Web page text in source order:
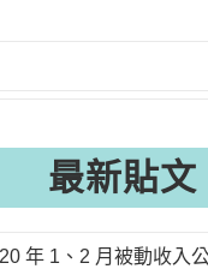
最新貼文
年 1、2 月被動收入